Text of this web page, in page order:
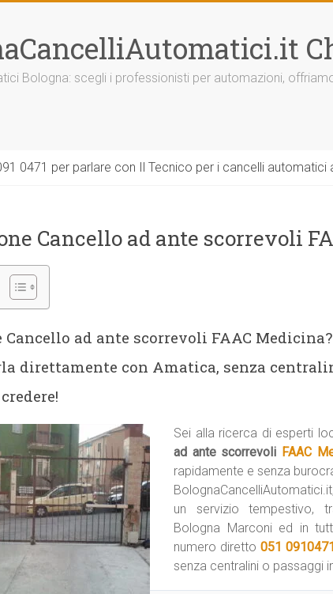
Bologna: scegli i professionisti per automazioni,
0471 per parlare con Il Tecnico per i cancelli automatici
Cancello ad ante scorrevoli
Cancello ad ante scorrevoli FAAC
direttamente con Amatica, senza
Sei alla ricerca di esperti
ad ante scorrevoli FAAC
rapidamente e senza
un servizio tempestivo,
Bologna Marconi ed in
numero diretto051 0910471
senza centralini o passaggi